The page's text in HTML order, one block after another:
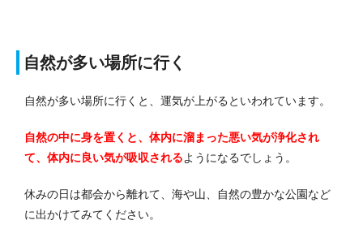
自然が多い場所に行く
自然が多い場所に行くと、運気が上がるといわれています。
自然の中に身を置くと、体内に溜まった悪い気が浄化され
て、体内に良い気が吸収されるようになるでしょう。
休みの日は都会から離れて、海や山、自然の豊かな公園など
に出かけてみてください。